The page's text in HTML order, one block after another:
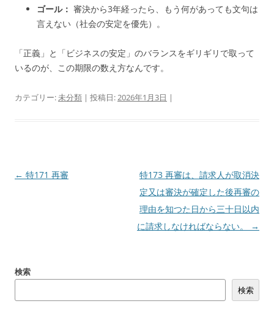
ゴール： 審決から3年経ったら、もう何があっても文句は
言えない（社会の安定を優先）。
「正義」と「ビジネスの安定」のバランスをギリギリで取って
いるのが、この期限の数え方なんです。
カテゴリー:未分類 | 投稿日:2026年1月3日 |
投
シ
← 特171 再審
特173 再審は、請求人が取消決
定又は審決が確定した後再審の
理由を知つた日から三十日以内
に請求しなければならない。
→
検索
検索